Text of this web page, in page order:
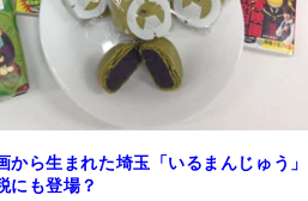
から生まれた埼玉「いるまんじゅう」
にも登場？